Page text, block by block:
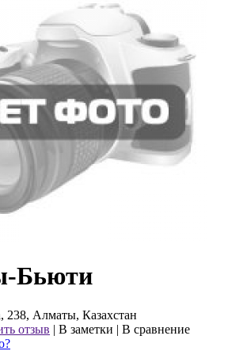
Бьюти
238, Алматы, Казахстан
отзыв | В заметки | В сравнение